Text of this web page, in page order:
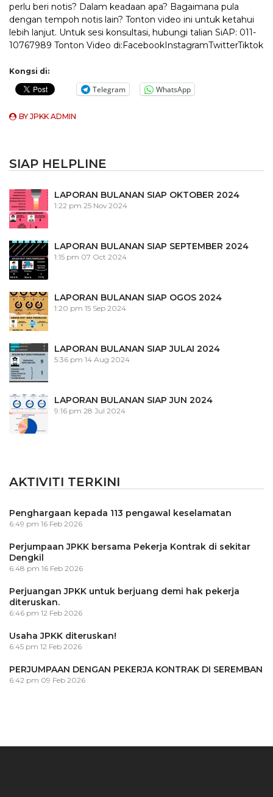
perlu beri notis? Dalam keadaan apa? Bagaimana pula
dengan tempoh notis lain? Tonton video ini untuk ketahui
lebih lanjut. Untuk sesi konsultasi, hubungi talian SiAP: 011-
10767989 Tonton Video di:FacebookInstagramTwitterTiktok
Kongsi di:
Telegram WhatsApp
BYJPKK ADMIN
SIAP HELPLINE
LAPORAN BULANAN SIAP OKTOBER 2024
1:22 pm 25 Nov 2024
LAPORAN BULANAN SIAP SEPTEMBER 2024
1:15 pm 07 Oct 2024
LAPORAN BULANAN SIAP OGOS 2024
1:20 pm 15 Sep 2024
LAPORAN BULANAN SIAP JULAI 2024
5:36 pm 14 Aug 2024
LAPORAN BULANAN SIAP JUN 2024
9:16 pm 28 Jul 2024
AKTIVITI TERKINI
Penghargaan kepada 113 pengawal keselamatan
6:49 pm 16 Feb 2026
Perjumpaan JPKK bersama Pekerja Kontrak di sekitar
Dengkil
6:48 pm 16 Feb 2026
Perjuangan JPKK untuk berjuang demi hak pekerja
diteruskan.
6:46 pm 12 Feb 2026
Usaha JPKK diteruskan!
6:45 pm 12 Feb 2026
PERJUMPAAN DENGAN PEKERJA KONTRAK DI SEREMBAN
6:42 pm 09 Feb 2026